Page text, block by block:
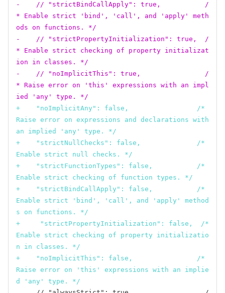
-    // "strictBindCallApply": true,           /
* Enable strict 'bind', 'call', and 'apply' meth
ods on functions. */
-    // "strictPropertyInitialization": true,  /
* Enable strict checking of property initializat
ion in classes. */
-    // "noImplicitThis": true,                /
* Raise error on 'this' expressions with an impl
ied 'any' type. */
+    "noImplicitAny": false,                 /*
Raise error on expressions and declarations with
an implied 'any' type. */
+    "strictNullChecks": false,              /*
Enable strict null checks. */
+    "strictFunctionTypes": false,           /*
Enable strict checking of function types. */
+    "strictBindCallApply": false,           /*
Enable strict 'bind', 'call', and 'apply' method
s on functions. */
+     "strictPropertyInitialization": false,  /*
Enable strict checking of property initializatio
n in classes. */
+    "noImplicitThis": false,                /*
Raise error on 'this' expressions with an implie
d 'any' type. */